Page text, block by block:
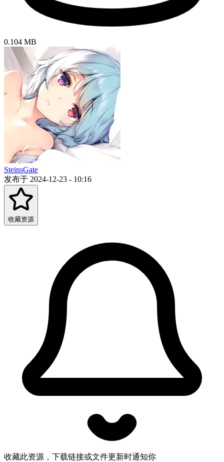
0.104 MB
SteinsGate
发布于 2024-12-23 - 10:16
收藏资源
收藏此资源，下载链接或文件更新时通知你